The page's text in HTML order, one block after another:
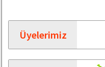
Üyelerimiz